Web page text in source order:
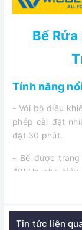
Bể
Tính năng
- Với bộ điều
phép cài đặt
đặt 30 phút.
- Bể được
40kHz cho
thấy rõ bằng
Ứng dụng
Tin tức liên